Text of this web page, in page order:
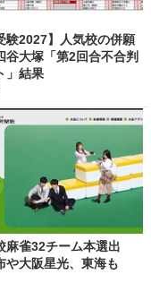
験2027】人気校の併願
大塚「第2回合不合判
」結果
麻雀32チーム本選出
大阪星光、東海も